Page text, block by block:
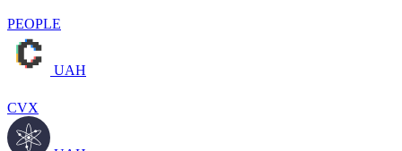
PEOPLE
UAH
CVX